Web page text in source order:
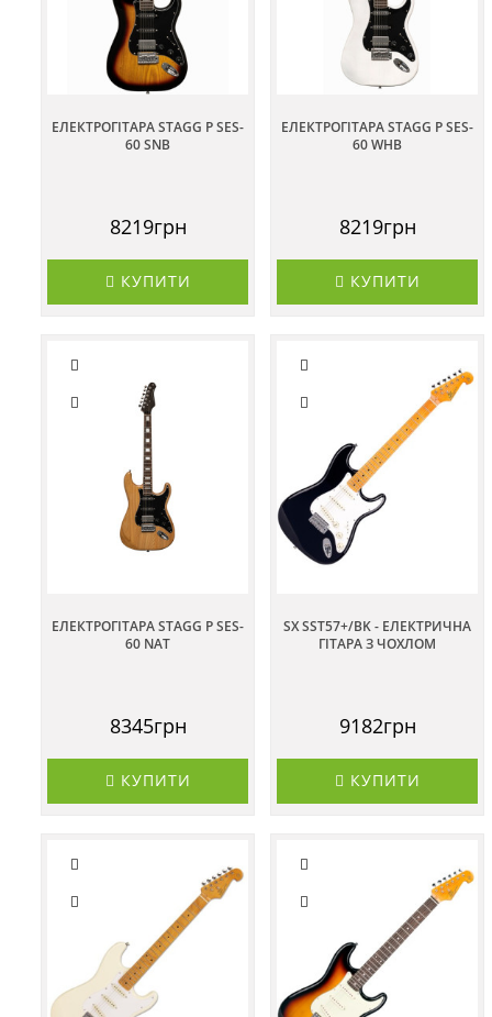
ЕЛЕКТРОГІТАРА STAGG P SES-
60 SNB
8219грн
КУПИТИ
ЕЛЕКТРОГІТАРА STAGG P SES-
60 WHB
8219грн
КУПИТИ
ЕЛЕКТРОГІТАРА STAGG P SES-
60 NAT
8345грн
КУПИТИ
SX SST57+/BK - ЕЛЕКТРИЧНА
ГІТАРА З ЧОХЛОМ
9182грн
КУПИТИ